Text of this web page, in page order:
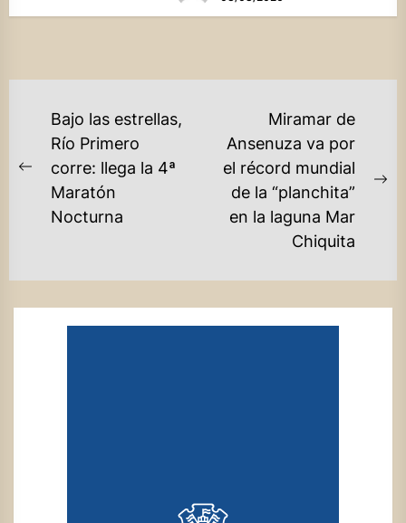
NAVEGACIÓN
ENTRADAS
Previous
post:
Bajo las estrellas,
Río Primero
corre: llega la 4ª
Maratón
Nocturna
Miramar de
Ansenuza va por
el récord mundial
de la “planchita”
en la laguna Mar
Chiquita